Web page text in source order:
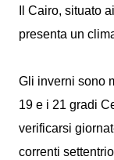
Il Cairo, situato
presenta un
Gli inverni sono
19 e i 21 gradi
verificarsi
correnti